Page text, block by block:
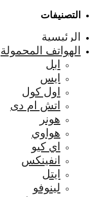
التصنيفات
الرئيسية
الهواتف المحمولة
ابل
ايس
اول كول
اتش ام دى
هونر
هواوي
اي كيو
انفينكس
ايتل
لينوفو